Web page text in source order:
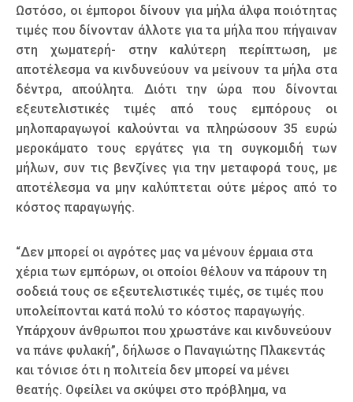
Ωστόσο, οι έμποροι δίνουν για μήλα άλφα ποιότητας
τιμές που δίνονταν άλλοτε για τα μήλα που πήγαιναν
στη χωματερή- στην καλύτερη περίπτωση, με
αποτέλεσμα να κινδυνεύουν να μείνουν τα μήλα στα
δέντρα, απούλητα. Διότι την ώρα που δίνονται
εξευτελιστικές τιμές από τους εμπόρους οι
μηλοπαραγωγοί καλούνται να πληρώσουν 35 ευρώ
μεροκάματο τους εργάτες για τη συγκομιδή των
μήλων, συν τις βενζίνες για την μεταφορά τους, με
αποτέλεσμα να μην καλύπτεται ούτε μέρος από το
κόστος παραγωγής.
“Δεν μπορεί οι αγρότες μας να μένουν έρμαια στα
χέρια των εμπόρων, οι οποίοι θέλουν να πάρουν τη
σοδειά τους σε εξευτελιστικές τιμές, σε τιμές που
υπολείπονται κατά πολύ το κόστος παραγωγής.
Υπάρχουν άνθρωποι που χρωστάνε και κινδυνεύουν
να πάνε φυλακή”, δήλωσε ο Παναγιώτης Πλακεντάς
και τόνισε ότι η πολιτεία δεν μπορεί να μένει
θεατής. Οφείλει να σκύψει στο πρόβλημα, να